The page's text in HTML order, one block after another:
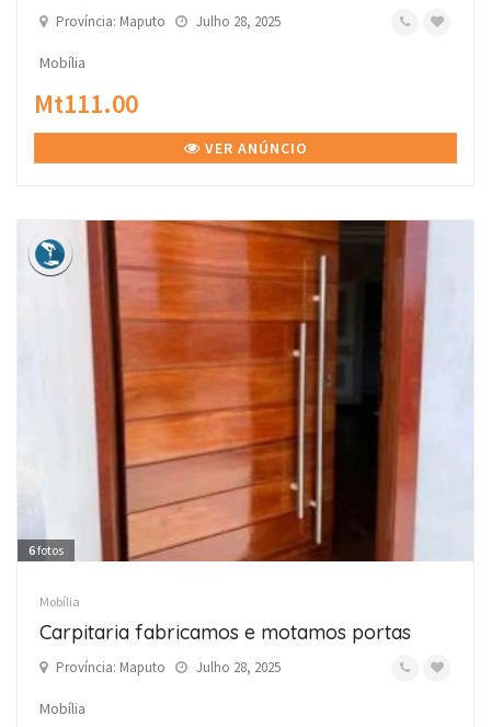
Província: Maputo Julho 28, 2025
Mobília
Mt111.00
VER ANÚNCIO
6fotos
Mobília
Carpitaria fabricamos e motamos portas
Província: Maputo Julho 28, 2025
Mobília